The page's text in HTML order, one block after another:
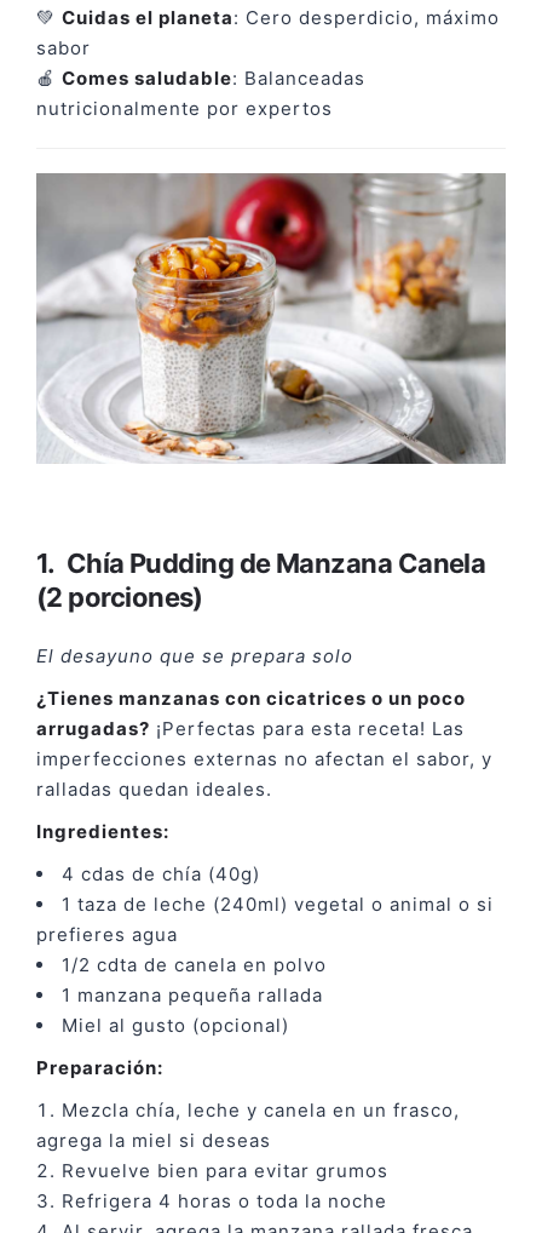
💚 Cuidas el planeta: Cero desperdicio, máximo
sabor
🍎 Comes saludable: Balanceadas
nutricionalmente por expertos
1. Chía Pudding de Manzana Canela
(2 porciones)
El desayuno que se prepara solo
¿Tienes manzanas con cicatrices o un poco
arrugadas? ¡Perfectas para esta receta! Las
imperfecciones externas no afectan el sabor, y
ralladas quedan ideales.
Ingredientes:
4 cdas de chía (40g)
1 taza de leche (240ml) vegetal o animal o si
prefieres agua
1/2 cdta de canela en polvo
1 manzana pequeña rallada
Miel al gusto (opcional)
Preparación:
Mezcla chía, leche y canela en un frasco,
agrega la miel si deseas
Revuelve bien para evitar grumos
Refrigera 4 horas o toda la noche